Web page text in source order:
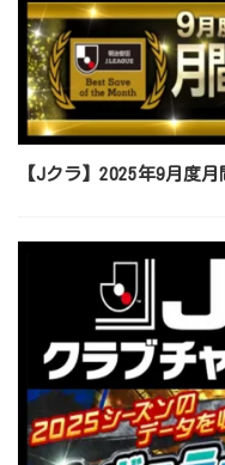
【Jクラ】2025年9月度